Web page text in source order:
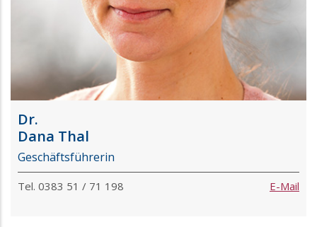
Dr.
Dana Thal
Geschäftsführerin
Tel. 0383 51 / 71 198 E-Mail